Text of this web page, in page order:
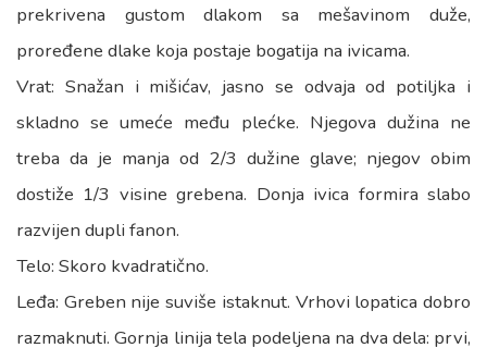
prekrivena gustom dlakom sa mešavinom duže,
proređene dlake koja postaje bogatija na ivicama.
Vrat: Snažan i mišićav, jasno se odvaja od potiljka i
skladno se umeće među plećke. Njegova dužina ne
treba da je manja od 2/3 dužine glave; njegov obim
dostiže 1/3 visine grebena. Donja ivica formira slabo
razvijen dupli fanon.
Telo: Skoro kvadratično.
Leđa: Greben nije suviše istaknut. Vrhovi lopatica dobro
razmaknuti. Gornja linija tela podeljena na dva dela: prvi,